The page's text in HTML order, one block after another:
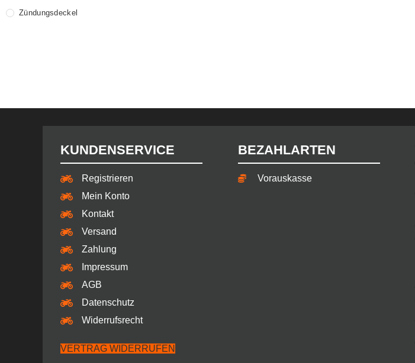
Zündungsdeckel
KUNDENSERVICE
Registrieren
Mein Konto
Kontakt
Versand
Zahlung
Impressum
AGB
Datenschutz
Widerrufsrecht
VERTRAG WIDERRUFEN
BEZAHLARTEN
Vorauskasse